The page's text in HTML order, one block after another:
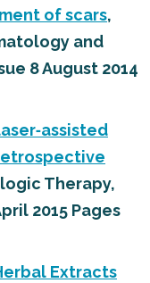
of scars,
and
8 August 2014
Therapy,
2015 Pages
Extracts